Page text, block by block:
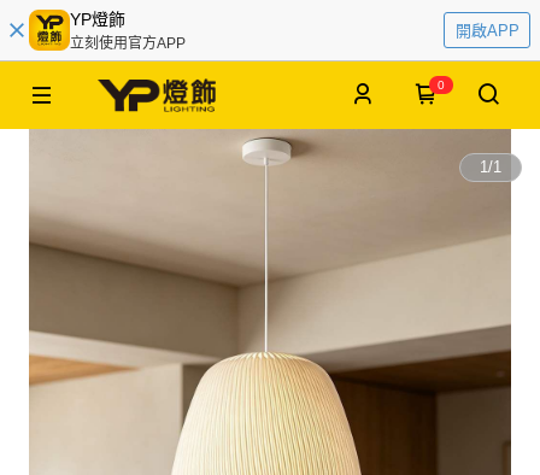
YP燈飾
立刻使用官方APP
開啟APP
0
1/1